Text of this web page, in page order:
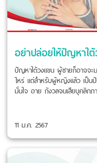
อย่าปล่อยให้ปัญหาใ
ปัญหาใต้วงแขน ผู้ชายก็อาจจะ
ไหร่ แต่สำหรับผู้หญิงแล้ว เป็น
มั่นใจ อาย กังวลจนเสียบุคลิกภ
11 ม.ค. 2567